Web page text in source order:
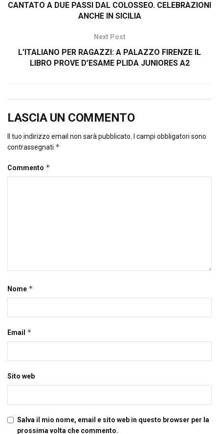
CANTATO A DUE PASSI DAL COLOSSEO. CELEBRAZIONI
ANCHE IN SICILIA
Next Post
L’ITALIANO PER RAGAZZI: A PALAZZO FIRENZE IL
LIBRO PROVE D’ESAME PLIDA JUNIORES A2
LASCIA UN COMMENTO
Il tuo indirizzo email non sarà pubblicato.
I campi obbligatori sono
contrassegnati *
Commento *
Nome *
Email *
Sito web
Salva il mio nome, email e sito web in questo browser per la
prossima volta che commento.